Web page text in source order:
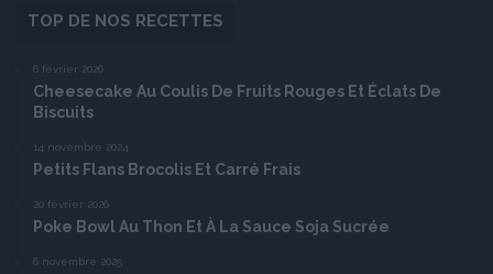
TOP DE NOS RECETTES
6 février 2026
Cheesecake Au Coulis De Fruits Rouges Et Éclats De
Biscuits
14 novembre 2024
Petits Flans Brocolis Et Carré Frais
20 février 2026
Poke Bowl Au Thon Et À La Sauce Soja Sucrée
6 novembre 2025